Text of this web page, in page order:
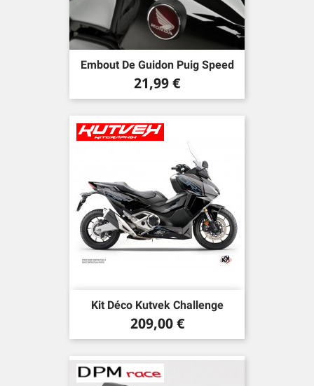
Embout De Guidon Puig Speed
Prix
21,99 €
Kit Déco Kutvek Challenge
Prix
209,00 €